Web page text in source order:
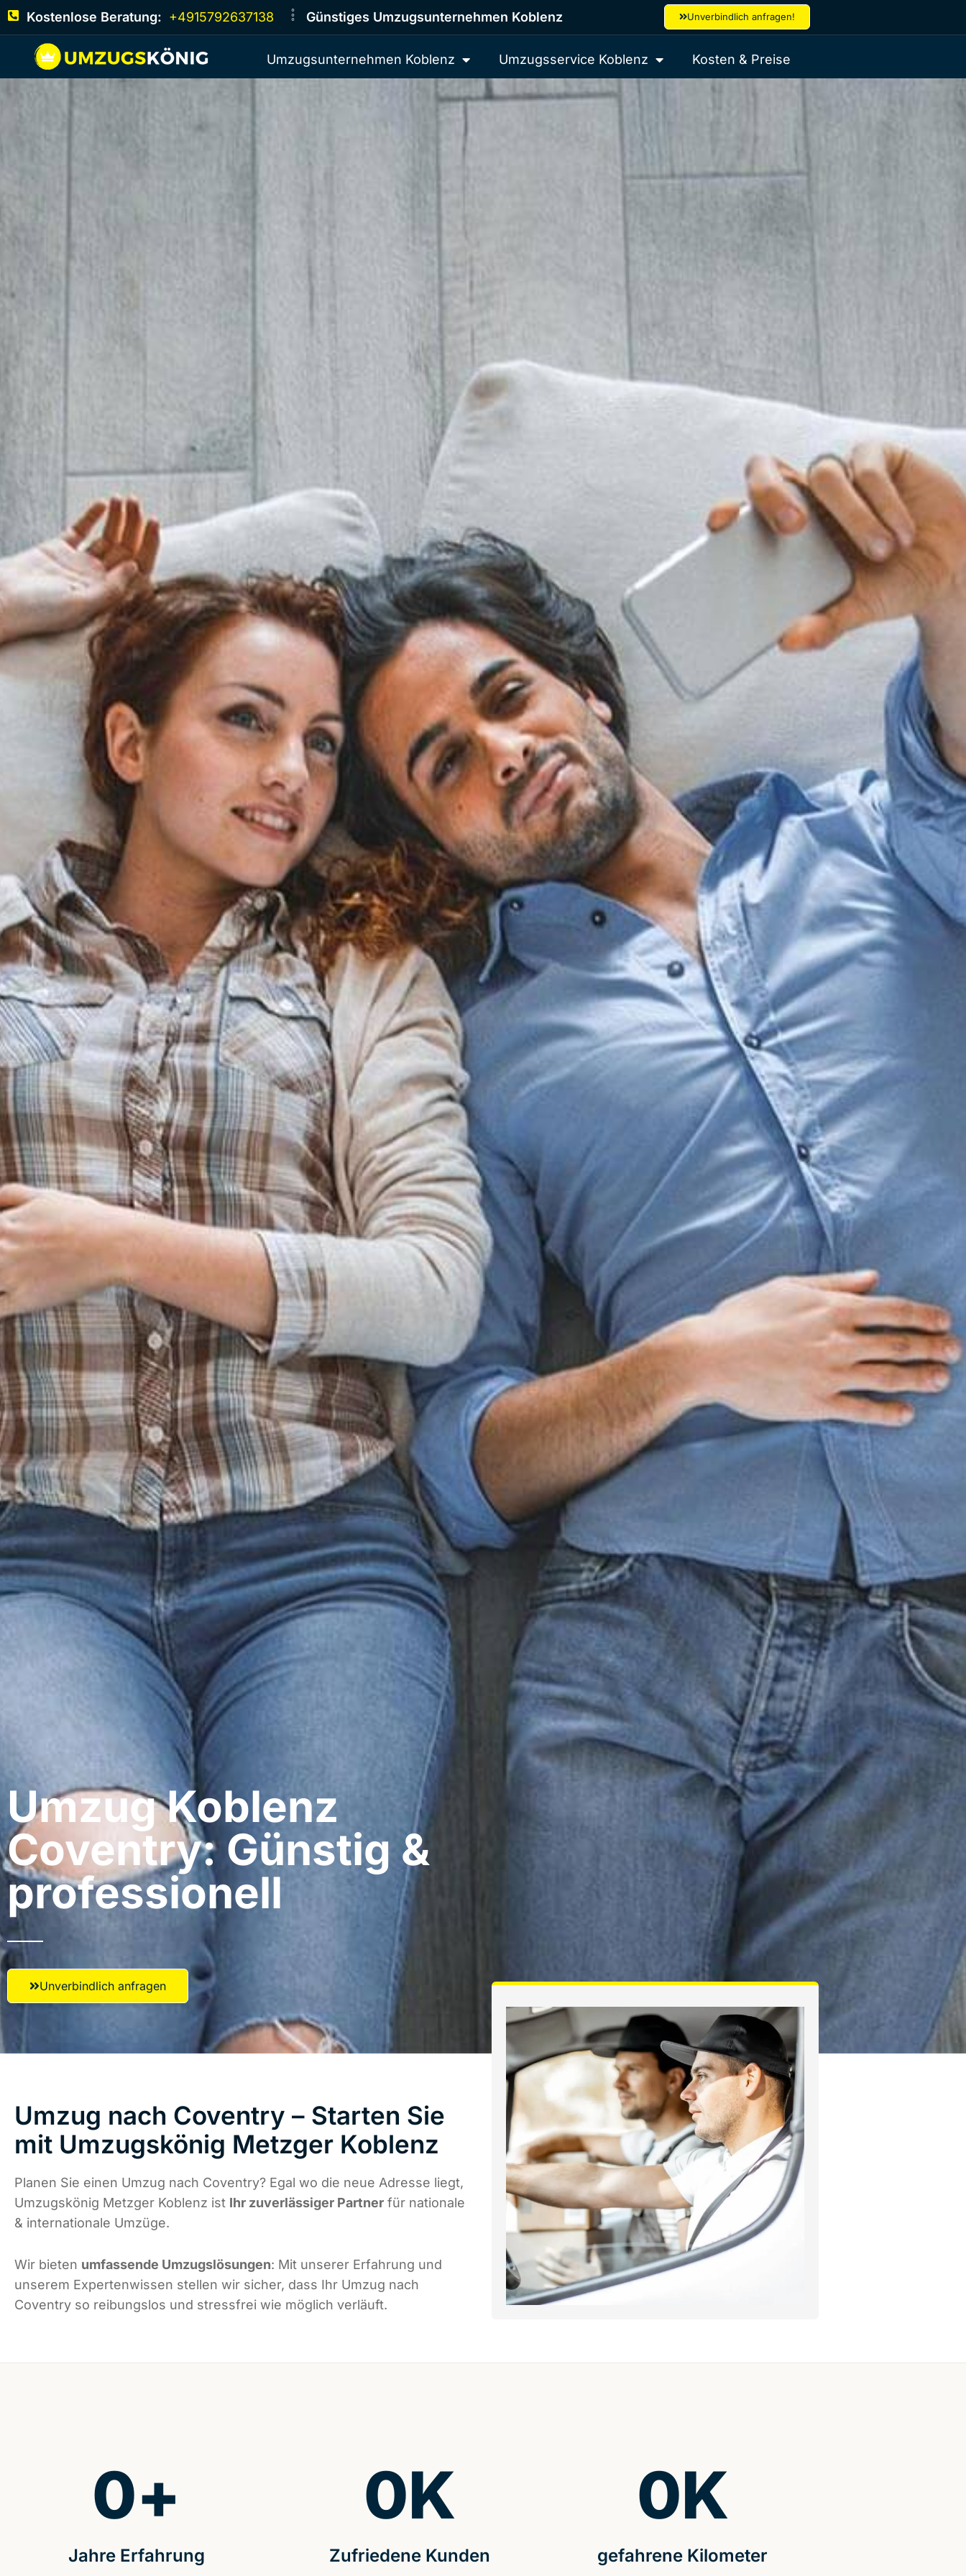
Kostenlose Beratung: +4915792637138 Günstiges Umzugsunternehmen Koblenz Unverbindlich anfragen!
Umzugsunternehmen Koblenz Umzugsservice Koblenz Kosten & Preise
Umzug Koblenz​
Coventry: Günstig &
professionell​
Unverbindlich anfragen
Umzug nach Coventry – Starten Sie
mit Umzugskönig Metzger Koblenz
Planen Sie einen Umzug nach Coventry? Egal wo die neue Adresse liegt,
Umzugskönig Metzger Koblenz ist Ihr zuverlässiger Partner für nationale
& internationale Umzüge.
Wir bieten umfassende Umzugslösungen: Mit unserer Erfahrung und
unserem Expertenwissen stellen wir sicher, dass Ihr Umzug nach
Coventry so reibungslos und stressfrei wie möglich verläuft.
Jahre Erfahrung
0+
Zufriedene Kunden
0K
gefahrene Kilometer
0K